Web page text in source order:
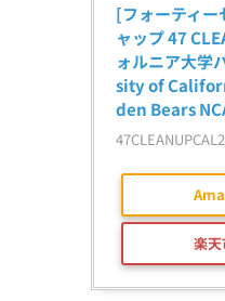
[フォーティー
ャップ 47
ォルニア大学
sity of
den Bears
楽